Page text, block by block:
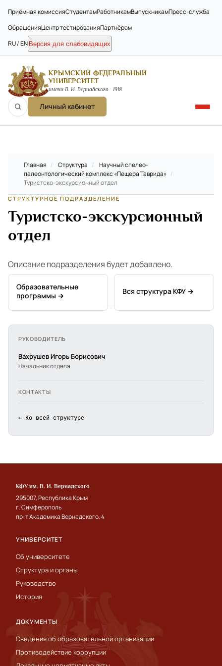
Приёмная комиссияСтудентамРаботникамВыпускникамПресс-служба
ОбращенияЦентр тестированияПартнёрам
RU / EN Версия для слабовидящих
КРЫМСКИЙ ФЕДЕРАЛЬНЫЙ
УНИВЕРСИТЕТ
имени В. И. Вернадского · 1918
Личный кабинет
Главная / Структура /
Научный спелео-
палеонтологический комплекс «Пещера Таврида» /
Туристско-экскурсионный отдел
СТРУКТУРНОЕ ПОДРАЗДЕЛЕНИЕ
Туристско-экскурсионный
отдел
Описание подразделения будет добавлено.
Образовательные
программы →
Вся структура КФУ →
РУКОВОДИТЕЛЬ
Вахрушев Игорь Борисович
Начальник отдела
КОНТАКТЫ
← Ко всей структуре
КФУ им. В. И. Вернадского
295007, Республика Крым
г. Симферополь
пр-т Академика Вернадского, 4
УНИВЕРСИТЕТ
Об университете
Структура и органы
Руководство
История
ДОКУМЕНТЫ
Сведения об образовательной организации
Противодействие коррупции